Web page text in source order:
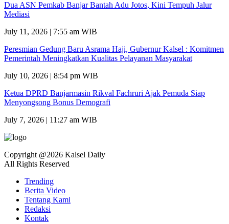
Dua ASN Pemkab Banjar Bantah Adu Jotos, Kini Tempuh Jalur
Mediasi
July 11, 2026 | 7:55 am WIB
Peresmian Gedung Baru Asrama Haji, Gubernur Kalsel : Komitmen
Pemerintah Meningkatkan Kualitas Pelayanan Masyarakat
July 10, 2026 | 8:54 pm WIB
Ketua DPRD Banjarmasin Rikval Fachruri Ajak Pemuda Siap
Menyongsong Bonus Demografi
July 7, 2026 | 11:27 am WIB
Copyright @2026 Kalsel Daily
All Rights Reserved
Trending
Berita Video
Tentang Kami
Redaksi
Kontak